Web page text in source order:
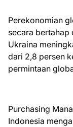
Perekonomian
secara bertahap
Ukraina
dari 2,8 persen
permintaan
Purchasing
Indonesia